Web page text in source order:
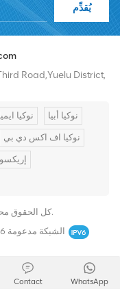
يُقدِّم
نوكيا نوكيا أبيا
نوكيا اف اكس دي بي
إريكسون
© 2026 Hong Kong xingheda Co., Ltd.كل الحقوق محفوظة.
IPv6 الشبكة مدعومة
WhatsApp
Contact